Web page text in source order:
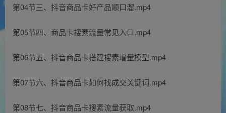
第04节三、抖音商品卡好产品顺口溜.mp4
第05节四、商品卡搜素流量常见入口.mp4
第06节五、抖音商品卡搭建搜素增量模型.mp4
第07节六、抖音商品卡如何找成交关键词.mp4
第08节七、抖音商品卡搜素流量获取.mp4